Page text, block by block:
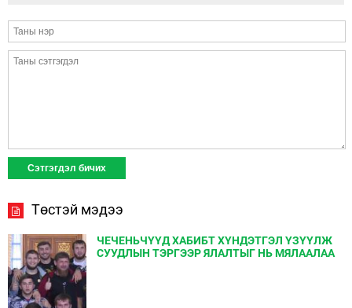
Төстэй мэдээ
ЧЕЧЕНЬЧҮҮД ХАБИБТ ХҮНДЭТГЭЛ ҮЗҮҮЛЖ
СУУДЛЫН ТЭРГЭЭР ЯЛАЛТЫГ НЬ МЯЛААЛАА